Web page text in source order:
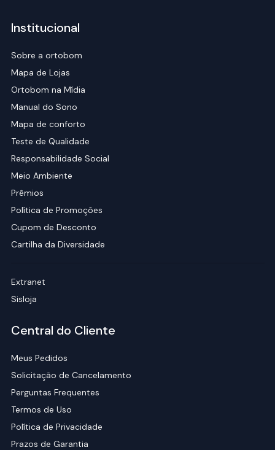
Institucional
Sobre a ortobom
Mapa de Lojas
Ortobom na Mídia
Manual do Sono
Mapa de conforto
Teste de Qualidade
Responsabilidade Social
Meio Ambiente
Prêmios
Política de Promoções
Cupom de Desconto
Cartilha da Diversidade
Extranet
Sisloja
Central do Cliente
Meus Pedidos
Solicitação de Cancelamento
Perguntas Frequentes
Termos de Uso
Política de Privacidade
Prazos de Garantia